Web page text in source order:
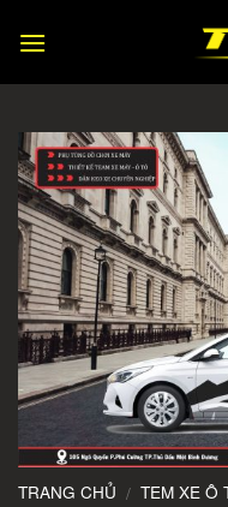
TRANG CHỦ / TEM XE Ô